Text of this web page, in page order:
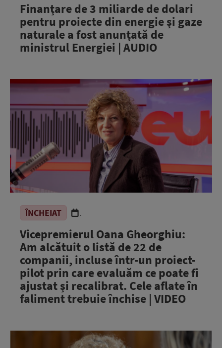
Finanțare de 3 miliarde de dolari
pentru proiecte din energie și gaze
naturale a fost anunțată de
ministrul Energiei | AUDIO
ÎNCHEIAT .
Vicepremierul Oana Gheorghiu:
Am alcătuit o listă de 22 de
companii, incluse într-un proiect-
pilot prin care evaluăm ce poate fi
ajustat și recalibrat. Cele aflate în
faliment trebuie închise | VIDEO